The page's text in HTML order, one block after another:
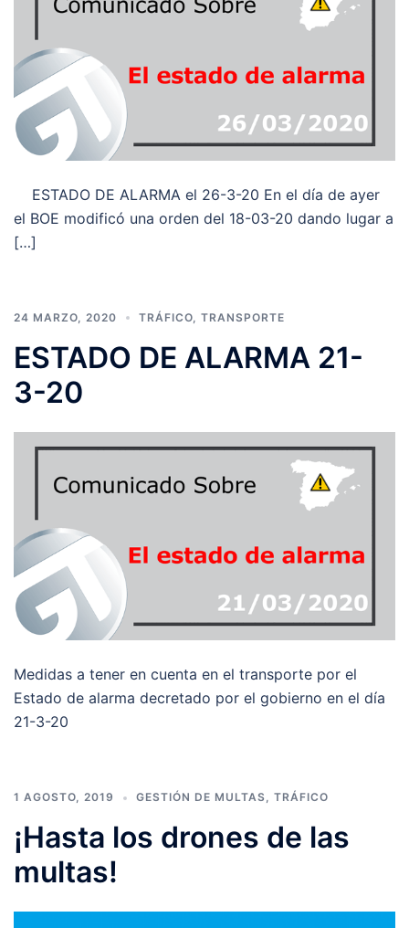
ESTADO DE ALARMA el 26-3-20 En el día de ayer
el BOE modificó una orden del 18-03-20 dando lugar a
[…]
24 MARZO, 2020 TRÁFICO TRANSPORTE
ESTADO DE ALARMA 21-
3-20
Medidas a tener en cuenta en el transporte por el
Estado de alarma decretado por el gobierno en el día
21-3-20
1 AGOSTO, 2019 GESTIÓN DE MULTAS, TRÁFICO
¡Hasta los drones de las
multas!